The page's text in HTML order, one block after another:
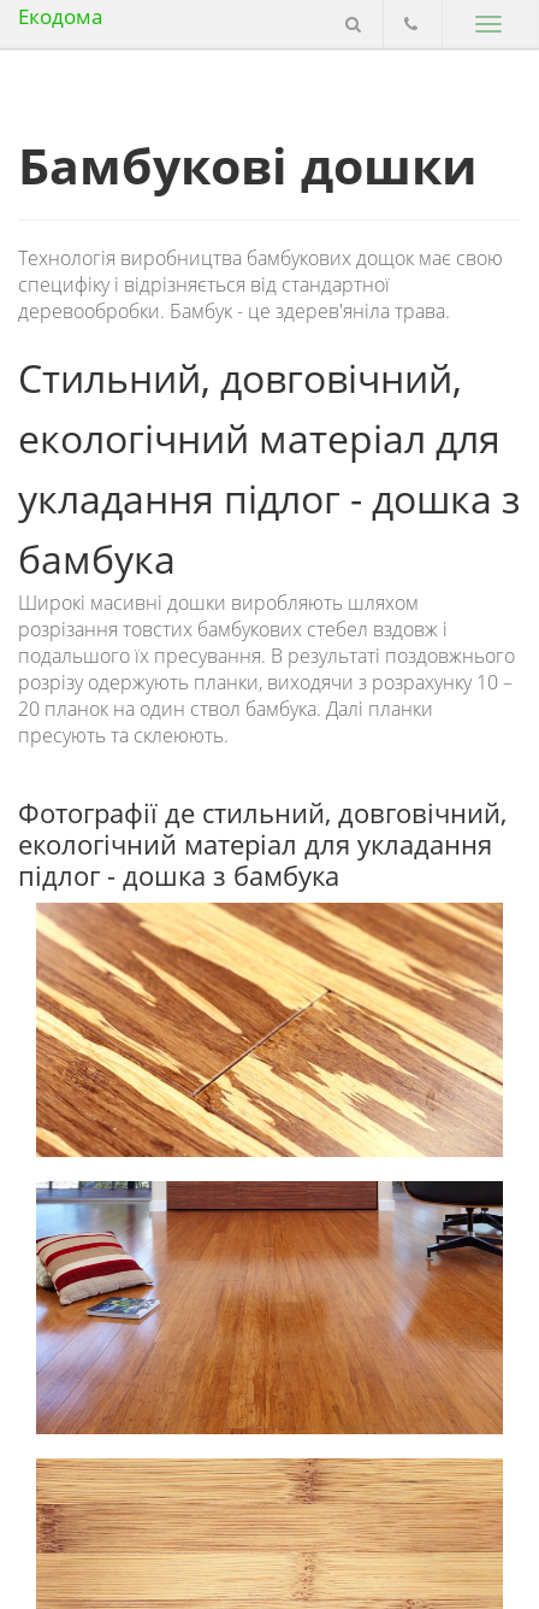
Екодома
Бамбукові дошки
Технологія виробництва бамбукових дощок має свою
специфіку і відрізняється від стандартної
деревообробки. Бамбук - це здерев'яніла трава.
Стильний, довговічний,
екологічний матеріал для
укладання підлог - дошка з
бамбука
Широкі масивні дошки виробляють шляхом
розрізання товстих бамбукових стебел вздовж і
подальшого їх пресування. В результаті поздовжнього
розрізу одержують планки, виходячи з розрахунку 10 –
20 планок на один ствол бамбука. Далі планки
пресують та склеюють.
Фотографії де стильний, довговічний,
екологічний матеріал для укладання
підлог - дошка з бамбука